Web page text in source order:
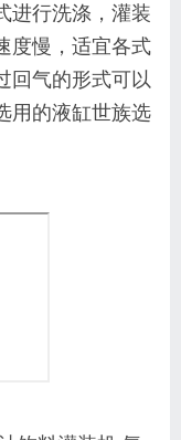
进行洗涤，灌装
度慢，适宜各式
回气的形式可以
用的液缸世族选